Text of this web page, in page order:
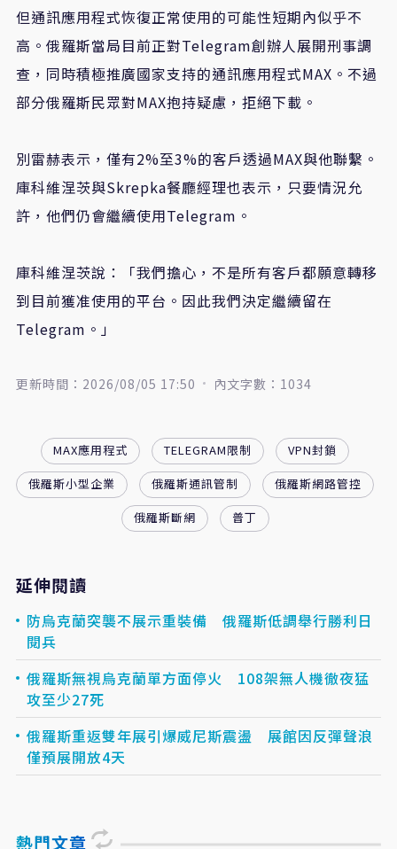
但通訊應用程式恢復正常使用的可能性短期內似乎不
高。俄羅斯當局目前正對Telegram創辦人展開刑事調
查，同時積極推廣國家支持的通訊應用程式MAX。不過
部分俄羅斯民眾對MAX抱持疑慮，拒絕下載。
別雷赫表示，僅有2%至3%的客戶透過MAX與他聯繫。
庫科維涅茨與Skrepka餐廳經理也表示，只要情況允
許，他們仍會繼續使用Telegram。
庫科維涅茨說：「我們擔心，不是所有客戶都願意轉移
到目前獲准使用的平台。因此我們決定繼續留在
Telegram。」
更新時間：2026/08/05 17:50 內文字數：1034
MAX應用程式 TELEGRAM限制
VPN封鎖
俄羅斯小型企業
俄羅斯通訊管制
俄羅斯網路管控
俄羅斯斷網
普丁
延伸閱讀
防烏克蘭突襲不展示重裝備 俄羅斯低調舉行勝利日
閱兵
俄羅斯無視烏克蘭單方面停火 108架無人機徹夜猛
攻至少27死
俄羅斯重返雙年展引爆威尼斯震盪 展館因反彈聲浪
僅預展開放4天
熱門文章